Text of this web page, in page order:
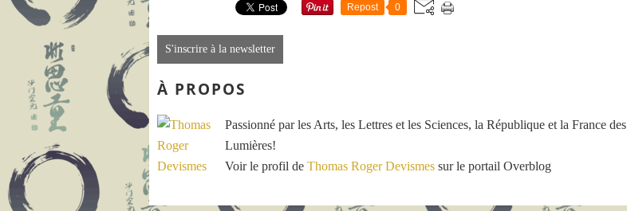
Repost 0
S'inscrire à la newsletter
À PROPOS
Passionné par les Arts, les Lettres et les Sciences, la République et la France des
Lumières!
Voir le profil de Thomas Roger Devismes sur le portail Overblog